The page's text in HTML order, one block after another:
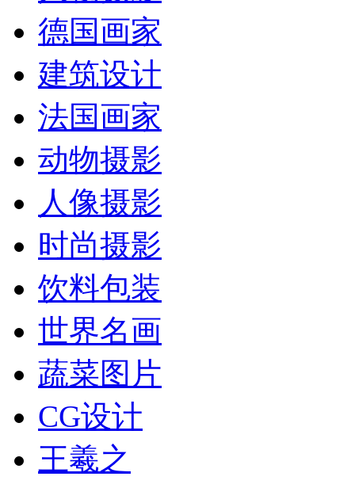
德国画家
建筑设计
法国画家
动物摄影
人像摄影
时尚摄影
饮料包装
世界名画
蔬菜图片
CG设计
王羲之